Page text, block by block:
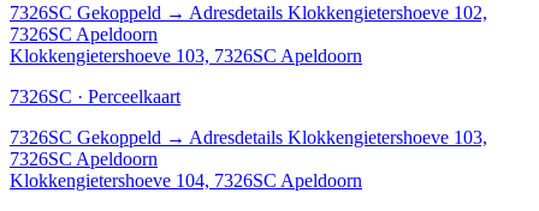
7326SC Gekoppeld → Adresdetails Klokkengietershoeve 102,
7326SC Apeldoorn
Klokkengietershoeve 103, 7326SC Apeldoorn
7326SC · Perceelkaart
7326SC Gekoppeld → Adresdetails Klokkengietershoeve 103,
7326SC Apeldoorn
Klokkengietershoeve 104, 7326SC Apeldoorn